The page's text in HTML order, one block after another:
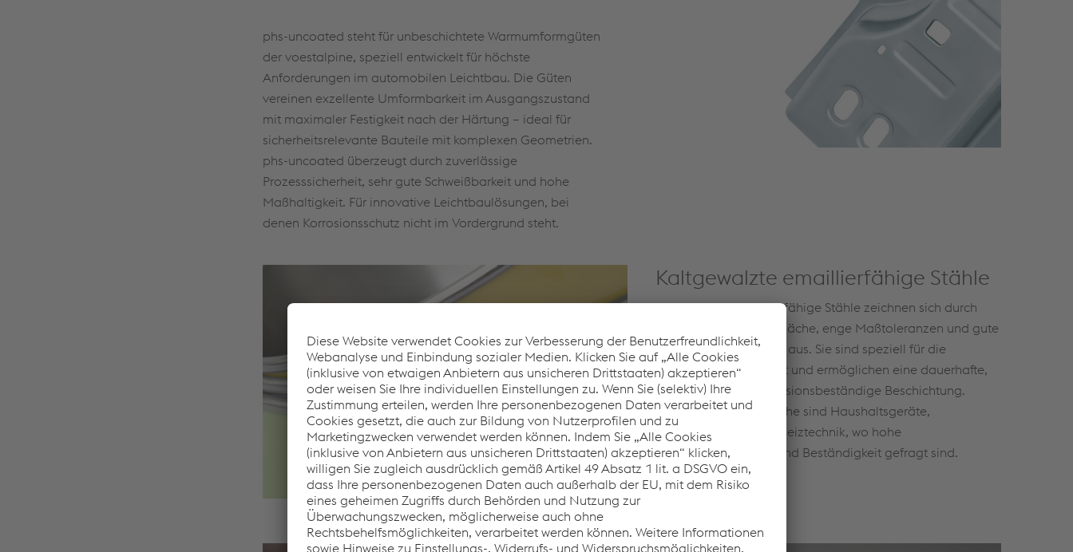
phs-uncoated steht für unbeschichtete Warmumformgüten
der voestalpine, speziell entwickelt für höchste
Anforderungen im automobilen Leichtbau. Die Güten
vereinen exzellente Umformbarkeit im Ausgangszustand
mit maximaler Festigkeit nach der Härtung – ideal für
sicherheitsrelevante Bauteile mit komplexen Geometrien.
phs-uncoated überzeugt durch zuverlässige
Prozesssicherheit, sehr gute Schweißbarkeit und hohe
Maßhaltigkeit. Für innovative Leichtbaulösungen, bei
denen Korrosionsschutz nicht im Vordergrund steht.
Kaltgewalzte emaillierfähige Stähle
Kaltgewalzte emaillierfähige Stähle zeichnen sich durch
eine homogene Oberfläche, enge Maßtoleranzen und gute
Umformeigenschaften aus. Sie sind speziell für die
Emaillierung entwickelt und ermöglichen eine dauerhafte,
dekorative sowie korrosionsbeständige Beschichtung.
Typische Einsatzbereiche sind Haushaltsgeräte,
Sanitärprodukte und Heiztechnik, wo hohe
Oberflächenqualität und Beständigkeit gefragt sind.
mehr Infos